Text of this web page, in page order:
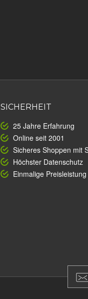
SICHERHEIT
25 Jahre Erfahrung
Online seit 2001
Sicheres Shoppen mit
Höchster Datenschutz
Einmalige Preisleistung